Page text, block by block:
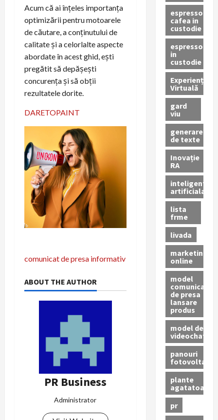
Acum că ai înțeles importanța
optimizării pentru motoarele
de căutare, a conținutului de
calitate și a celorlalte aspecte
abordate în acest ghid, ești
pregătit să depășești
concurența și să obții
rezultatele dorite.
DARETOPAINT
N
a
comunicat de presa informativ
ABOUT THE AUTHOR
PR Business
Administrator
espressor
cafea in
custodie
espressor
in
custodie
Experiență
Virtuală
gard
viu
generare
de texte
Inovație
RA
inteligenta
artificiala
lista
frme
livada
marketing
online
model
comunicat
de presa
lansare
produs
model de
videochat
panouri
fotovoltaice
plante
agatatoare
pr